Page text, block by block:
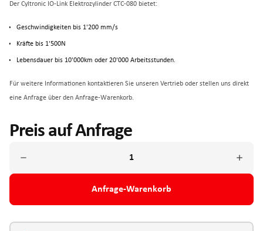
Der Cyltronic IO-Link Elektrozylinder CTC-080 bietet:
Geschwindigkeiten bis 1'200 mm/s
Kräfte bis 1'500N
Lebensdauer bis 10'000km oder 20'000 Arbeitsstunden.
Für weitere Informationen kontaktieren Sie unseren Vertrieb oder stellen uns direkt
eine Anfrage über den Anfrage-Warenkorb.
Preis auf Anfrage
Anfrage-Warenkorb